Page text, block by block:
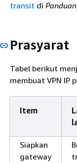
transit di
Prasyarat
Tabel berikut
membuat VPN IP
Item
Siapkan
gateway